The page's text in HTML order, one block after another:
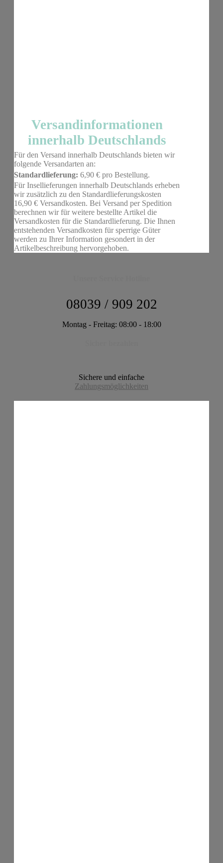
Versandinformationen
innerhalb Deutschlands
Für den Versand innerhalb Deutschlands bieten wir
folgende Versandarten an:
Standardlieferung: 6,90 € pro Bestellung.
Für Insellieferungen innerhalb Deutschlands erheben
wir zusätzlich zu den Standardlieferungskosten
16,90 € Versandkosten. Bei Versand per Spedition
berechnen wir für weitere bestellte Artikel die
Versandkosten für die Standardlieferung. Die Ihnen
entstehenden Versandkosten für sperrige Güter
werden zu Ihrer Information gesondert in der
Artikelbeschreibung hervorgehoben.
08039 / 909 202
Montag - Freitag: 08:00 - 18:00
Sichere und einfache
Zahlungsmöglichkeiten